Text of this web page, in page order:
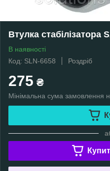
Втулка стабілізатора
В наявності
Код: SLN-6658
Роздріб
275 ₴
Мінімальна сума замовлення